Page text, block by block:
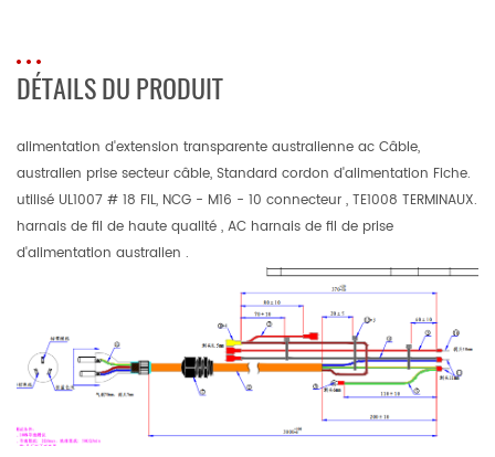
DÉTAILS DU PRODUIT
alimentation d'extension transparente australienne ac Câble,
australien prise secteur câble, Standard cordon d'alimentation Fiche.
utilisé UL1007 # 18 FIL, NCG - M16 - 10 connecteur , TE1008 TERMINAUX.
harnais de fil de haute qualité , AC harnais de fil de prise
d'alimentation australien .